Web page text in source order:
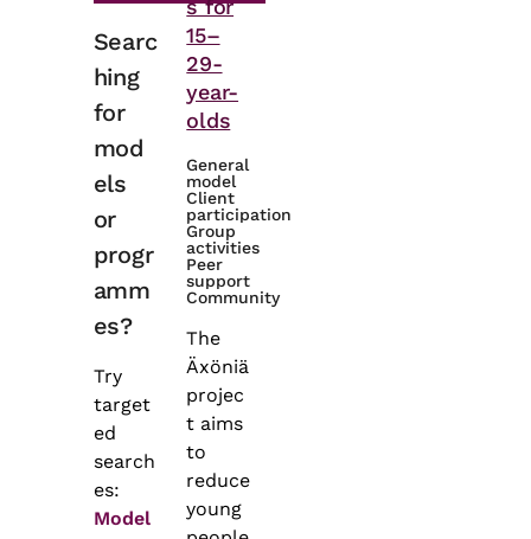
Searc
hing
for
mod
els
or
progr
amm
es?
Try
target
ed
search
es:
Model
s for
15–
29-
year-
olds
General
model
Client
participation
Group
activities
Peer
support
Community
The
Äxöniä
projec
t aims
to
reduce
young